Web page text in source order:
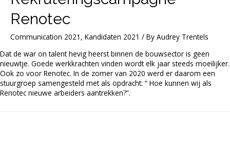
Renotec
Communication 2021 , Kandidaten 2021 / By Audrey Trentels
Dat de war on talent hevig heerst binnen de bouwsector is geen
nieuwtje. Goede werkkrachten vinden wordt elk jaar steeds moeilijker.
Ook zo voor Renotec. In de zomer van 2020 werd er daarom een
stuurgroep samengesteld met als opdracht: “ Hoe kunnen wij als
Renotec nieuwe arbeiders aantrekken?”.